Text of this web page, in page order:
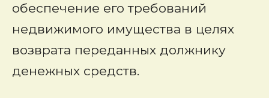
обеспечение его требований
недвижимого имущества в целях
возврата переданных должнику
денежных средств.